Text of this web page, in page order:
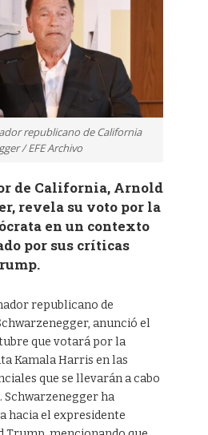
republicano de California
/ EFE Archivo
de California, Arnold
revela su voto por la
en un contexto
por sus críticas
republicano de
anunció el
que votará por la
Kamala Harris en las
que se llevarán a cabo
Schwarzenegger ha
hacia el expresidente